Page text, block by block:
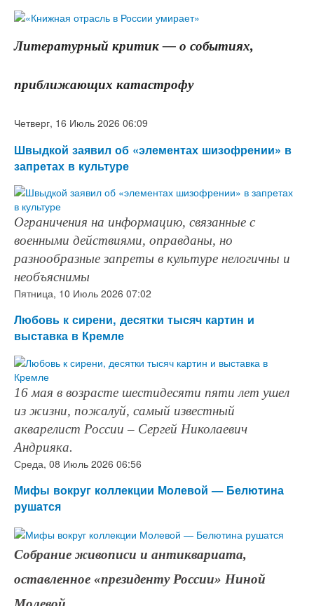
Литературный критик — о событиях,
приближающих катастрофу
Четверг, 16 Июль 2026 06:09
Швыдкой заявил об «элементах шизофрении» в
запретах в культуре
Ограничения на информацию, связанные с
военными действиями, оправданы, но
разнообразные запреты в культуре нелогичны и
необъяснимы
Пятница, 10 Июль 2026 07:02
Любовь к сирени, десятки тысяч картин и
выставка в Кремле
16 мая в возрасте шестидесяти пяти лет ушел
из жизни, пожалуй, самый известный
акварелист России – Сергей Николаевич
Андрияка.
Среда, 08 Июль 2026 06:56
Мифы вокруг коллекции Молевой — Белютина
рушатся
Собрание живописи и антиквариата,
оставленное «президенту России» Ниной